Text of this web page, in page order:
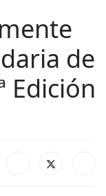
de
Edición